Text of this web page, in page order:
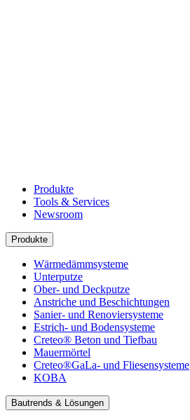
Produkte
Tools & Services
Newsroom
Produkte
Wärmedämmsysteme
Unterputze
Ober- und Deckputze
Anstriche und Beschichtungen
Sanier- und Renoviersysteme
Estrich- und Bodensysteme
Creteo® Beton und Tiefbau
Mauermörtel
Creteo®GaLa- und Fliesensysteme
KOBA
Bautrends & Lösungen